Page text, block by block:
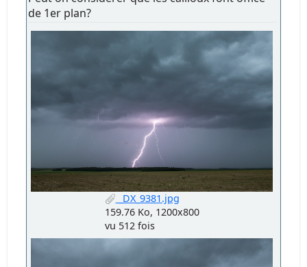
de 1er plan?
_DX_9381.jpg
159.76 Ko, 1200x800
vu 512 fois